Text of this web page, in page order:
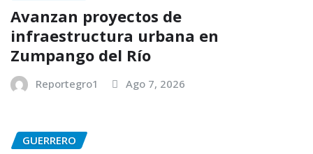
Avanzan proyectos de
infraestructura urbana en
Zumpango del Río
Reportegro1 Ago 7, 2026
GUERRERO